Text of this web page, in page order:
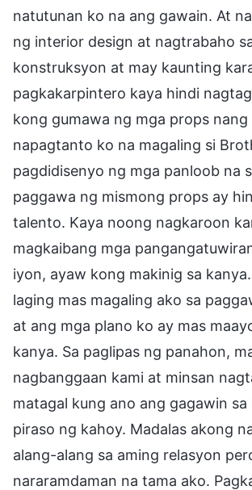
natutunan ko na ang gawain. At
ng interior design at nagtrabaho
konstruksyon at may kaunting
pagkakarpintero kaya hindi
kong gumawa ng mga props nang
napagtanto ko na magaling si
pagdidisenyo ng mga panloob na
paggawa ng mismong props ay
talento. Kaya noong nagkaroon
magkaibang mga
iyon, ayaw kong makinig sa
laging mas magaling ako sa
at ang mga plano ko ay mas
kanya. Sa paglipas ng panahon,
nagbanggaan kami at minsan
matagal kung ano ang gagawin sa
piraso ng kahoy. Madalas akong
alang-alang sa aming relasyon
nararamdaman na tama ako.